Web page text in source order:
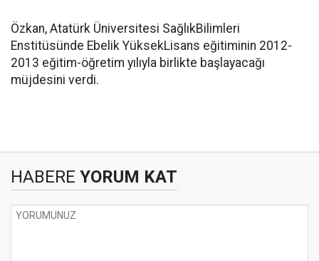
Özkan, Atatürk Üniversitesi SağlıkBilimleri
Enstitüsünde Ebelik YüksekLisans eğitiminin 2012-
2013 eğitim-öğretim yılıyla birlikte başlayacağı
müjdesini verdi.
HABERE YORUM KAT